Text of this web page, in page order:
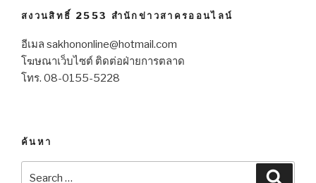
สงวนสิทธิ์ 2553 สำนักข่าวสาครออนไลน์
อีเมล sakhononline@hotmail.com
โฆษณาเว็บไซต์ ติดต่อฝ่ายการตลาด
โทร. 08-0155-5228
ค้นหา